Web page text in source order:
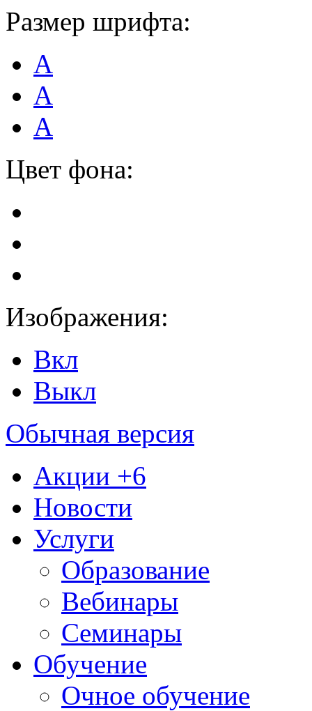
Размер шрифта:
А
А
А
Цвет фона:
Изображения:
Вкл
Выкл
Обычная версия
Акции +6
Новости
Услуги
Образование
Вебинары
Семинары
Обучение
Очное обучение